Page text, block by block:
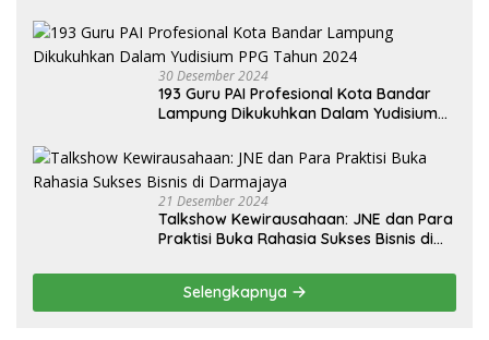
Selatan
30 Desember 2024
193 Guru PAI Profesional Kota Bandar
Lampung Dikukuhkan Dalam Yudisium
21 Desember 2024
Talkshow Kewirausahaan: JNE dan Para
Praktisi Buka Rahasia Sukses Bisnis di
Selengkapnya